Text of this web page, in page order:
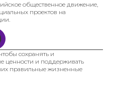
общественное движение,
проектов на
сохранять и
ценности и поддерживать
правильные жизненные